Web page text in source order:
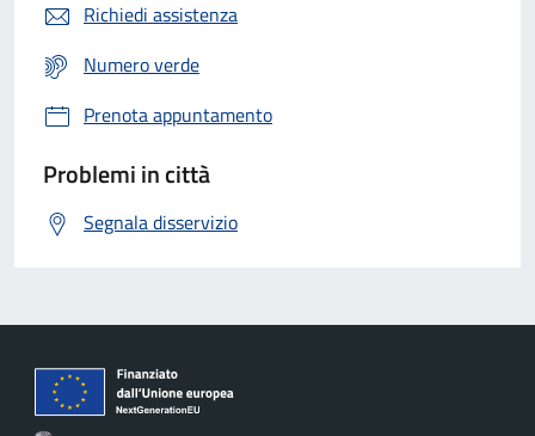
Richiedi assistenza
Numero verde
Prenota appuntamento
Problemi in città
Segnala disservizio